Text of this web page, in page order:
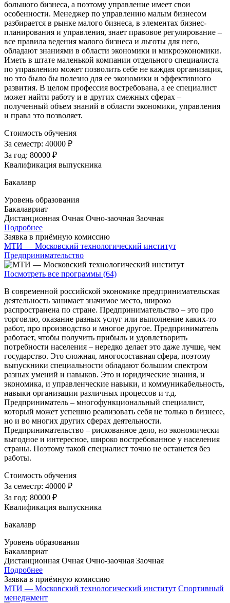
большого бизнеса, а поэтому управление имеет свои
особенности. Менеджер по управлению малым бизнесом
разбирается в рынке малого бизнеса, в элементах бизнес-
планирования и управления, знает правовое регулирование –
все правила ведения малого бизнеса и льготы для него,
обладают знаниями в области экономики и микроэкономики.
Иметь в штате маленькой компании отдельного специалиста
по управлению может позволить себе не каждая организация,
но это было бы полезно для ее экономики и эффективного
развития. В целом профессия востребована, а ее специалист
может найти работу и в других смежных сферах –
полученный объем знаний в области экономики, управления
и права это позволяет.
Стоимость обучения
За семестр: 40000 ₽
За год: 80000 ₽
Квалификация выпускника
Бакалавр
Уровень образования
Бакалавриат
Дистанционная Очная Очно-заочная Заочная
Подробнее
Заявка в приёмную комиссию
МТИ — Московский технологический институт
Предпринимательство
Посмотреть все программы (64)
В современной российской экономике предпринимательская
деятельность занимает значимое место, широко
распространена по стране. Предпринимательство – это про
торговлю, оказание разных услуг или выполнение каких-то
работ, про производство и многое другое. Предприниматель
работает, чтобы получить прибыль и удовлетворить
потребности населения – нередко делает это даже лучше, чем
государство. Это сложная, многосоставная сфера, поэтому
выпускники специальности обладают большим спектром
разных умений и навыков. Это и юридические знания, и
экономика, и управленческие навыки, и коммуникабельность,
навыки организации различных процессов и т.д.
Предприниматель – многофункциональный специалист,
который может успешно реализовать себя не только в бизнесе,
но и во многих других сферах деятельности.
Предпринимательство – рискованное дело, но экономически
выгодное и интересное, широко востребованное у населения
страны. Поэтому такой специалист точно не останется без
работы.
Стоимость обучения
За семестр: 40000 ₽
За год: 80000 ₽
Квалификация выпускника
Бакалавр
Уровень образования
Бакалавриат
Дистанционная Очная Очно-заочная Заочная
Подробнее
Заявка в приёмную комиссию
МТИ — Московский технологический институт Спортивный
менеджмент